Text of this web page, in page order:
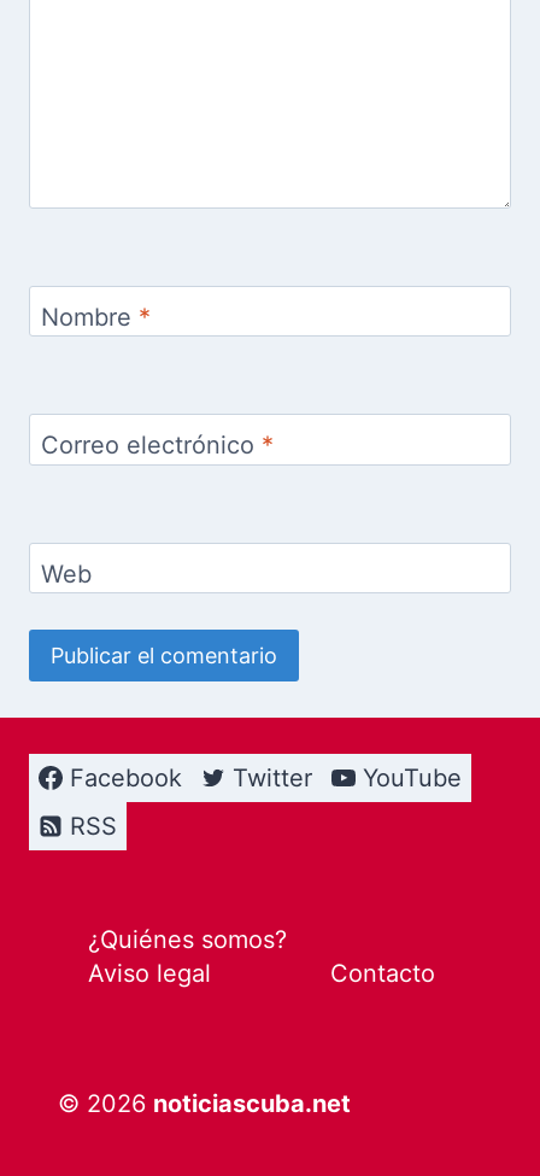
Nombre *
Correo electrónico *
Web
Facebook Twitter
YouTube
RSS
¿Quiénes somos?
Aviso legal
Contacto
© 2026 noticiascuba.net